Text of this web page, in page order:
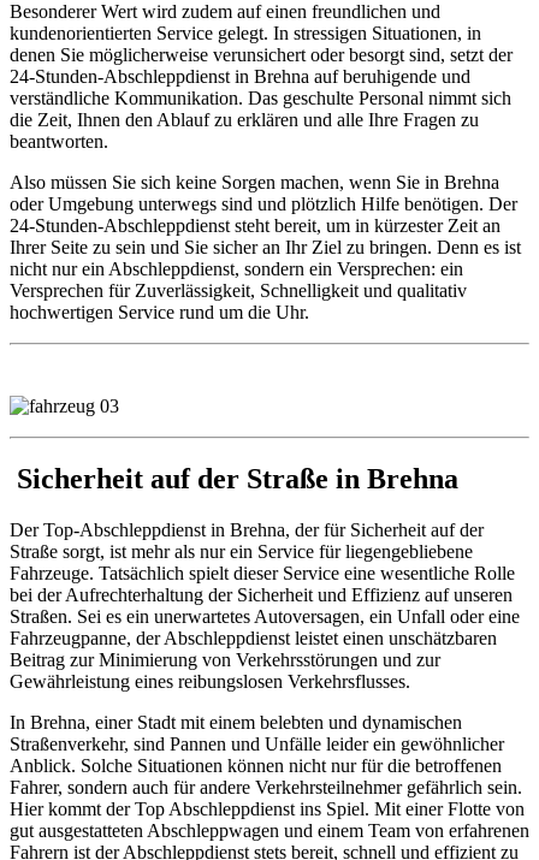
Besonderer Wert wird zudem auf einen freundlichen und
kundenorientierten Service gelegt. In stressigen Situationen, in
denen Sie möglicherweise verunsichert oder besorgt sind, setzt der
24-Stunden-Abschleppdienst in Brehna auf beruhigende und
verständliche Kommunikation. Das geschulte Personal nimmt sich
die Zeit, Ihnen den Ablauf zu erklären und alle Ihre Fragen zu
beantworten.
Also müssen Sie sich keine Sorgen machen, wenn Sie in Brehna
oder Umgebung unterwegs sind und plötzlich Hilfe benötigen. Der
24-Stunden-Abschleppdienst steht bereit, um in kürzester Zeit an
Ihrer Seite zu sein und Sie sicher an Ihr Ziel zu bringen. Denn es ist
nicht nur ein Abschleppdienst, sondern ein Versprechen: ein
Versprechen für Zuverlässigkeit, Schnelligkeit und qualitativ
hochwertigen Service rund um die Uhr.
Sicherheit auf der Straße in Brehna
Der Top-Abschleppdienst in Brehna, der für Sicherheit auf der
Straße sorgt, ist mehr als nur ein Service für liegengebliebene
Fahrzeuge. Tatsächlich spielt dieser Service eine wesentliche Rolle
bei der Aufrechterhaltung der Sicherheit und Effizienz auf unseren
Straßen. Sei es ein unerwartetes Autoversagen, ein Unfall oder eine
Fahrzeugpanne, der Abschleppdienst leistet einen unschätzbaren
Beitrag zur Minimierung von Verkehrsstörungen und zur
Gewährleistung eines reibungslosen Verkehrsflusses.
In Brehna, einer Stadt mit einem belebten und dynamischen
Straßenverkehr, sind Pannen und Unfälle leider ein gewöhnlicher
Anblick. Solche Situationen können nicht nur für die betroffenen
Fahrer, sondern auch für andere Verkehrsteilnehmer gefährlich sein.
Hier kommt der Top Abschleppdienst ins Spiel. Mit einer Flotte von
gut ausgestatteten Abschleppwagen und einem Team von erfahrenen
Fahrern ist der Abschleppdienst stets bereit, schnell und effizient zu